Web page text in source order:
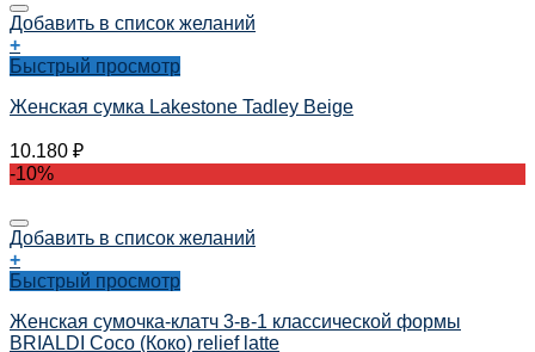
Добавить в список желаний
+
Быстрый просмотр
Женская сумка Lakestone Tadley Beige
10.180 ₽
-10%
Добавить в список желаний
+
Быстрый просмотр
Женская сумочка-клатч 3-в-1 классической формы
BRIALDI Coco (Коко) relief latte